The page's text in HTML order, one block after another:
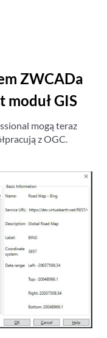
ZWCADa
moduł GIS
mogą teraz
z OGC.